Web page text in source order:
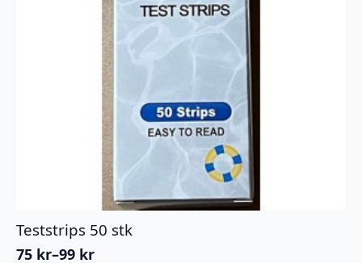
Teststrips 50 stk
75 kr–99 kr